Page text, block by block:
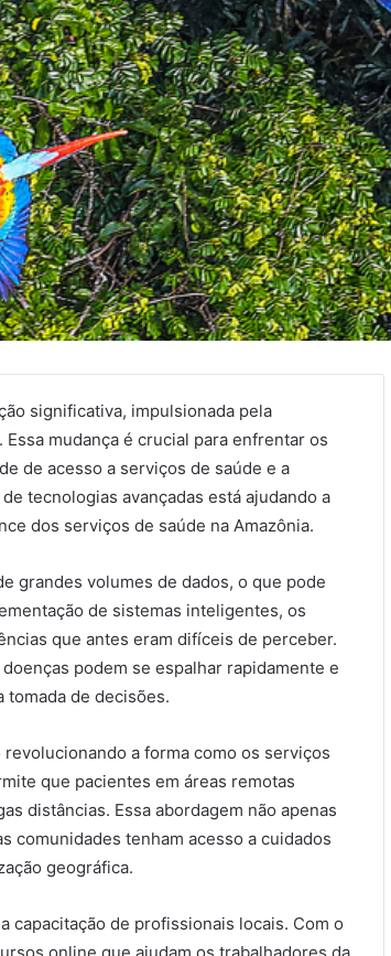
significativa, impulsionada pela
mudança é crucial para enfrentar os
de acesso a serviços de saúde e a
tecnologias avançadas está ajudando a
dos serviços de saúde na Amazônia.
grandes volumes de dados, o que pode
de sistemas inteligentes, os
que antes eram difíceis de perceber.
podem se espalhar rapidamente e
tomada de decisões.
a forma como os serviços
que pacientes em áreas remotas
distâncias. Essa abordagem não apenas
comunidades tenham acesso a cuidados
geográfica.
capacitação de profissionais locais. Com o